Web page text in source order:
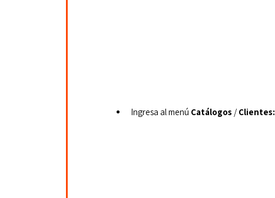
Ingresa al menú Catálogos / Clientes: